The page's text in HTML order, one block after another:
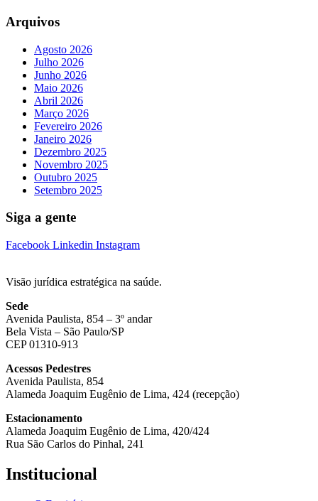
Arquivos
Agosto 2026
Julho 2026
Junho 2026
Maio 2026
Abril 2026
Março 2026
Fevereiro 2026
Janeiro 2026
Dezembro 2025
Novembro 2025
Outubro 2025
Setembro 2025
Siga a gente
Facebook Linkedin Instagram
Visão jurídica estratégica na saúde.
Sede
Avenida Paulista, 854 – 3º andar
Bela Vista – São Paulo/SP
CEP 01310-913
Acessos Pedestres
Avenida Paulista, 854
Alameda Joaquim Eugênio de Lima, 424 (recepção)
Estacionamento
Alameda Joaquim Eugênio de Lima, 420/424
Rua São Carlos do Pinhal, 241
Institucional